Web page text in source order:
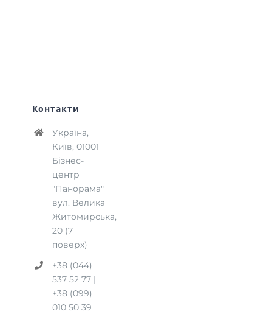
Контакти
Україна,
Київ, 01001
Бізнес-
центр
"Панорама"
вул. Велика
Житомирська,
20 (7
поверх)
+38 (044)
537 52 77 |
+38 (099)
010 50 39